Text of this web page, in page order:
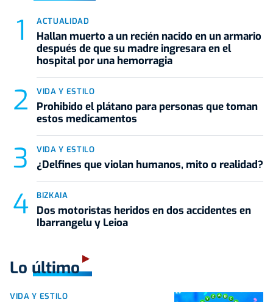
ACTUALIDAD
Hallan muerto a un recién nacido en un armario
después de que su madre ingresara en el
hospital por una hemorragia
VIDA Y ESTILO
Prohibido el plátano para personas que toman
estos medicamentos
VIDA Y ESTILO
¿Delfines que violan humanos, mito o realidad?
BIZKAIA
Dos motoristas heridos en dos accidentes en
Ibarrangelu y Leioa
Lo último
VIDA Y ESTILO